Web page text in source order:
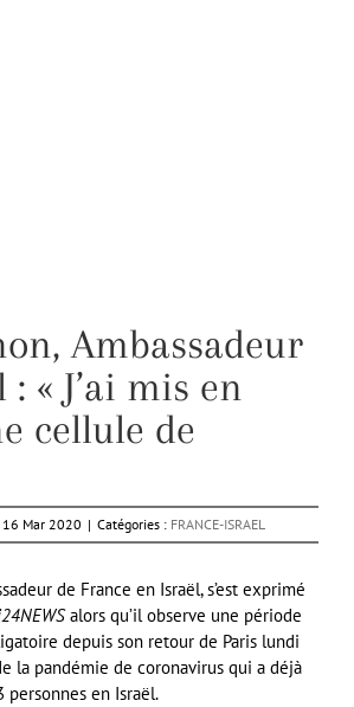
Ambassadeur
« J’ai mis en
cellule de
16 Mar 2020 | Catégories : FRANCE-ISRAEL
de France en Israël, s’est exprimé
alors qu’il observe une période
depuis son retour de Paris lundi
la pandémie de coronavirus qui a déjà
personnes en Israël.